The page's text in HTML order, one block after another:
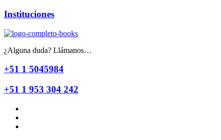
Instituciones
¿Alguna duda? Llámanos…
+51 1 5045984
+51 1 953 304 242